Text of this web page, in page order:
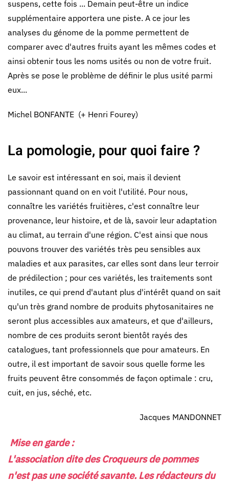
suspens, cette fois ... Demain peut-être un indice
supplémentaire apportera une piste. A ce jour les
analyses du génome de la pomme permettent de
comparer avec d'autres fruits ayant les mêmes codes et
ainsi obtenir tous les noms usités ou non de votre fruit.
Après se pose le problème de définir le plus usité parmi
eux...
Michel BONFANTE (+ Henri Fourey)
La pomologie, pour quoi faire ?
Le savoir est intéressant en soi, mais il devient
passionnant quand on en voit l'utilité. Pour nous,
connaître les variétés fruitières, c'est connaître leur
provenance, leur histoire, et de là, savoir leur adaptation
au climat, au terrain d'une région. C'est ainsi que nous
pouvons trouver des variétés très peu sensibles aux
maladies et aux parasites, car elles sont dans leur terroir
de prédilection ; pour ces variétés, les traitements sont
inutiles, ce qui prend d'autant plus d'intérêt quand on sait
qu'un très grand nombre de produits phytosanitaires ne
seront plus accessibles aux amateurs, et que d'ailleurs,
nombre de ces produits seront bientôt rayés des
catalogues, tant professionnels que pour amateurs. En
outre, il est important de savoir sous quelle forme les
fruits peuvent être consommés de façon optimale : cru,
cuit, en jus, séché, etc.
Jacques MANDONNET
Mise en garde :
L'association dite des Croqueurs de pommes
n'est pas une société savante. Les rédacteurs du